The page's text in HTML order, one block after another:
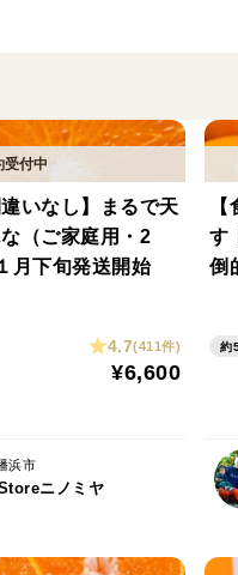
ございます。
ムラはございますが、
いていただければ徐々
ないか確認しておりま
とをご理解頂けたらと
いなし】まるで天
（ご家庭用・2
下旬発送開始
4.7(411件)
¥6,600
浜市
ニノミヤ
す
倒
約